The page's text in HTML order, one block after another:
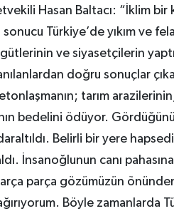
Hasan Baltacı: “İklim bir
Türkiye’de yıkım ve
ve siyasetçilerin
doğru sonuçlar
tarım
bedelini ödüyor.
Belirli bir yere
İnsanoğlunun canı
parça gözümüzün
Böyle zamanlarda